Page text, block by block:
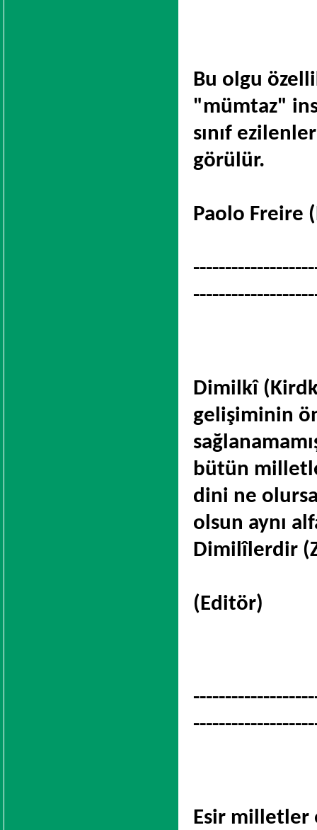
Bu olgu
"mümtaz"
sınıf
görülür.
Paolo Freire
Dimilkî
gelişiminin
bütün
dini ne
olsun aynı
Dimilîlerdir
(Editör)
Esir milletler